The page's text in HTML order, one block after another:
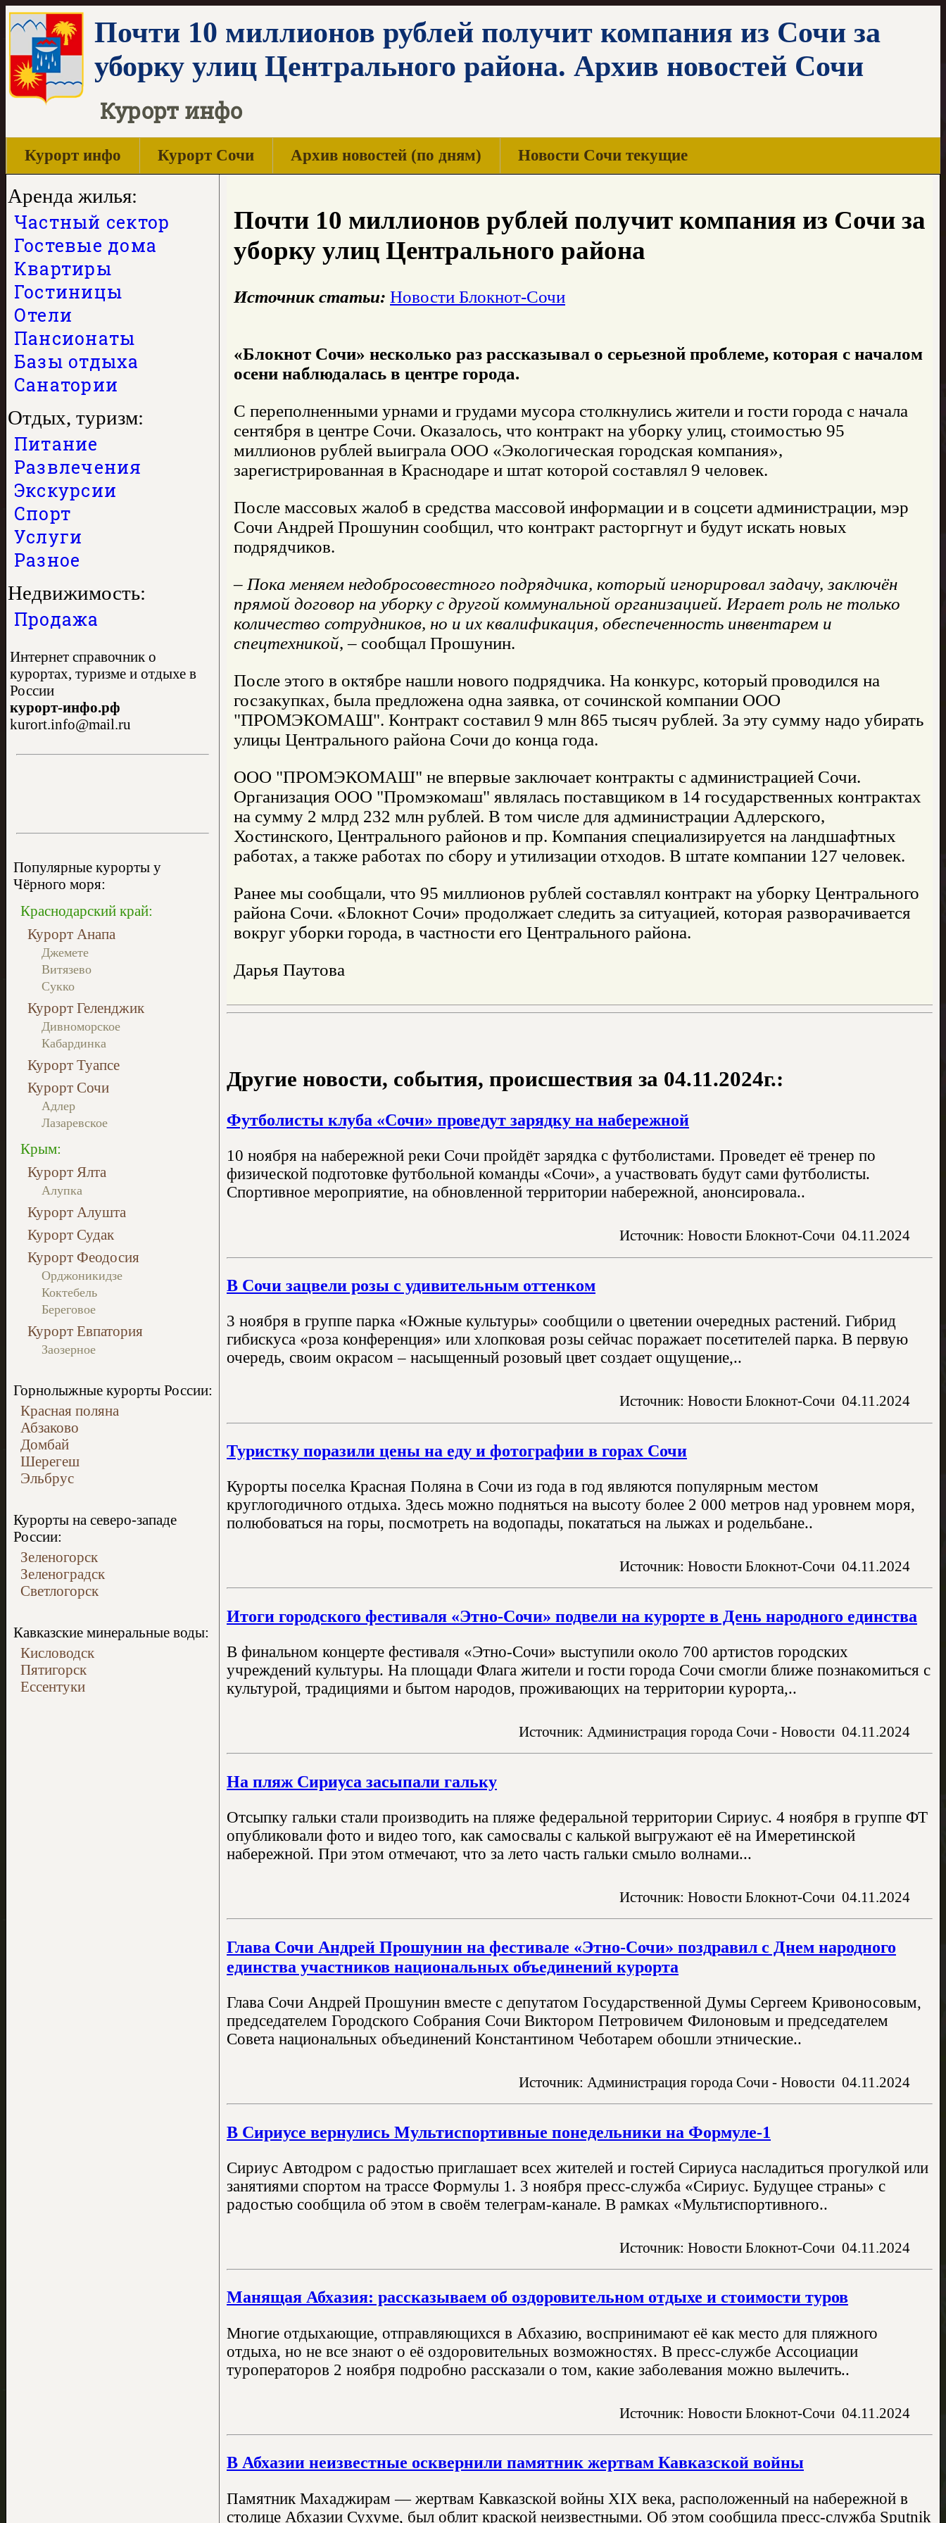
Почти 10 миллионов рублей получит компания из Сочи за
уборку улиц Центрального района. Архив новостей Сочи
Курорт инфо
Курорт инфо Курорт Сочи Архив новостей (по дням) Новости Сочи текущие
Аренда жилья:
Частный сектор
Гостевые дома
Квартиры
Гостиницы
Отели
Пансионаты
Базы отдыха
Санатории
Отдых, туризм:
Питание
Развлечения
Экскурсии
Спорт
Услуги
Разное
Недвижимость:
Продажа
Интернет справочник о
курортах, туризме и отдыхе в
России
курорт-инфо.рф
kurort.info@mail.ru
Популярные курорты у
Чёрного моря:
Краснодарский край:
Курорт Анапа
Джемете
Витязево
Сукко
Курорт Геленджик
Дивноморское
Кабардинка
Курорт Туапсе
Курорт Сочи
Адлер
Лазаревское
Крым:
Курорт Ялта
Алупка
Курорт Алушта
Курорт Судак
Курорт Феодосия
Орджоникидзе
Коктебель
Береговое
Курорт Евпатория
Заозерное
Горнолыжные курорты России:
Красная поляна
Абзаково
Домбай
Шерегеш
Эльбрус
Курорты на северо-западе
России:
Зеленогорск
Зеленоградск
Светлогорск
Кавказские минеральные воды:
Кисловодск
Пятигорск
Ессентуки
Почти 10 миллионов рублей получит компания из Сочи за
уборку улиц Центрального района
Источник статьи: Новости Блокнот-Сочи
«Блокнот Сочи» несколько раз рассказывал о серьезной проблеме, которая с началом
осени наблюдалась в центре города.
С переполненными урнами и грудами мусора столкнулись жители и гости города с начала
сентября в центре Сочи. Оказалось, что контракт на уборку улиц, стоимостью 95
миллионов рублей выиграла ООО «Экологическая городская компания»,
зарегистрированная в Краснодаре и штат которой составлял 9 человек.
После массовых жалоб в средства массовой информации и в соцсети администрации, мэр
Сочи Андрей Прошунин сообщил, что контракт расторгнут и будут искать новых
подрядчиков.
– Пока меняем недобросовестного подрядчика, который игнорировал задачу, заключён
прямой договор на уборку с другой коммунальной организацией. Играет роль не только
количество сотрудников, но и их квалификация, обеспеченность инвентарем и
спецтехникой, ­– сообщал Прошунин.
После этого в октябре нашли нового подрядчика. На конкурс, который проводился на
госзакупках, была предложена одна заявка, от сочинской компании ООО
"ПРОМЭКОМАШ". Контракт составил 9 млн 865 тысяч рублей. За эту сумму надо убирать
улицы Центрального района Сочи до конца года.
ООО "ПРОМЭКОМАШ" не впервые заключает контракты с администрацией Сочи.
Организация ООО "Промэкомаш" являлась поставщиком в 14 государственных контрактах
на сумму 2 млрд 232 млн рублей. В том числе для администрации Адлерского,
Хостинского, Центрального районов и пр. Компания специализируется на ландшафтных
работах, а также работах по сбору и утилизации отходов. В штате компании 127 человек.
Ранее мы сообщали, что 95 миллионов рублей составлял контракт на уборку Центрального
района Сочи. «Блокнот Сочи» продолжает следить за ситуацией, которая разворачивается
вокруг уборки города, в частности его Центрального района.
Дарья Паутова
Другие новости, события, происшествия за 04.11.2024г.:
Футболисты клуба «Сочи» проведут зарядку на набережной
10 ноября на набережной реки Сочи пройдёт зарядка с футболистами. Проведет её тренер по
физической подготовке футбольной команды «Сочи», а участвовать будут сами футболисты.
Спортивное мероприятие, на обновленной территории набережной, анонсировала..
Источник: Новости Блокнот-Сочи 04.11.2024
В Сочи зацвели розы с удивительным оттенком
3 ноября в группе парка «Южные культуры» сообщили о цветении очередных растений. Гибрид
гибискуса «роза конференция» или хлопковая розы сейчас поражает посетителей парка. В первую
очередь, своим окрасом – насыщенный розовый цвет создает ощущение,..
Источник: Новости Блокнот-Сочи 04.11.2024
Туристку поразили цены на еду и фотографии в горах Сочи
Курорты поселка Красная Поляна в Сочи из года в год являются популярным местом
круглогодичного отдыха. Здесь можно подняться на высоту более 2 000 метров над уровнем моря,
полюбоваться на горы, посмотреть на водопады, покататься на лыжах и родельбане..
Источник: Новости Блокнот-Сочи 04.11.2024
Итоги городского фестиваля «Этно-Сочи» подвели на курорте в День народного единства
В финальном концерте фестиваля «Этно-Сочи» выступили около 700 артистов городских
учреждений культуры. На площади Флага жители и гости города Сочи смогли ближе познакомиться с
культурой, традициями и бытом народов, проживающих на территории курорта,..
Источник: Администрация города Сочи - Новости 04.11.2024
На пляж Сириуса засыпали гальку
Отсыпку гальки стали производить на пляже федеральной территории Сириус. 4 ноября в группе ФТ
опубликовали фото и видео того, как самосвалы с калькой выгружают её на Имеретинской
набережной. При этом отмечают, что за лето часть гальки смыло волнами...
Источник: Новости Блокнот-Сочи 04.11.2024
Глава Сочи Андрей Прошунин на фестивале «Этно-Сочи» поздравил с Днем народного
единства участников национальных объединений курорта
Глава Сочи Андрей Прошунин вместе с депутатом Государственной Думы Сергеем Кривоносовым,
председателем Городского Собрания Сочи Виктором Петровичем Филоновым и председателем
Совета национальных объединений Константином Чеботарем обошли этнические..
Источник: Администрация города Сочи - Новости 04.11.2024
В Сириусе вернулись Мультиспортивные понедельники на Формуле-1
Сириус Автодром с радостью приглашает всех жителей и гостей Сириуса насладиться прогулкой или
занятиями спортом на трассе Формулы 1. 3 ноября пресс-служба «Сириус. Будущее страны» с
радостью сообщила об этом в своём телеграм-канале. В рамках «Мультиспортивного..
Источник: Новости Блокнот-Сочи 04.11.2024
Манящая Абхазия: рассказываем об оздоровительном отдыхе и стоимости туров
Многие отдыхающие, отправляющихся в Абхазию, воспринимают её как место для пляжного
отдыха, но не все знают о её оздоровительных возможностях. В пресс-службе Ассоциации
туроператоров 2 ноября подробно рассказали о том, какие заболевания можно вылечить..
Источник: Новости Блокнот-Сочи 04.11.2024
В Абхазии неизвестные осквернили памятник жертвам Кавказской войны
Памятник Махаджирам — жертвам Кавказской войны XIX века, расположенный на набережной в
столице Абхазии Сухуме, был облит краской неизвестными. Об этом сообщила пресс-служба Sputnik